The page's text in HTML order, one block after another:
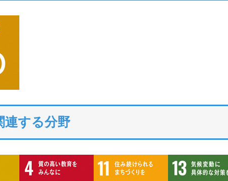
連する分野